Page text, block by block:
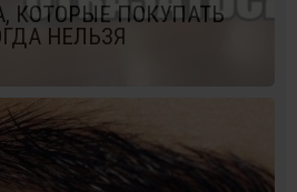
КОТОРЫЕ ПОКУПАТЬ
НЕЛЬЗЯ